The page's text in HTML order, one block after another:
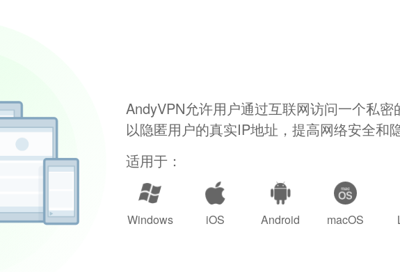
AndyVPN允许用户通过互联网访问一个私密
以隐匿用户的真实IP地址，提高网络安全和
适用于：
Windows iOS Android macOS